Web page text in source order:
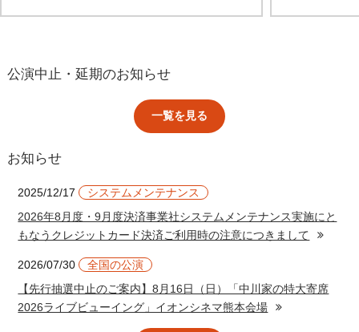
公演中止・延期のお知らせ
一覧を見る
お知らせ
2025/12/17
システムメンテナンス
2026年8月度・9月度決済事業社システムメンテナンス実施にと
もなうクレジットカード決済ご利用時の注意につきまして
2026/07/30
全国の公演
【先行抽選中止のご案内】8月16日（日）「中川家の特大寄席
2026ライブビューイング」イオンシネマ熊本会場